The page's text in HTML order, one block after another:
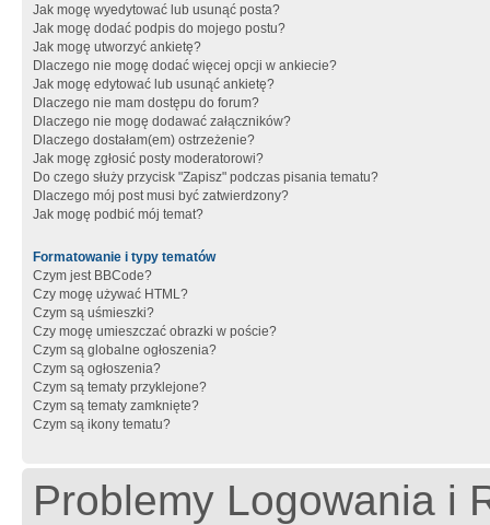
Jak mogę wyedytować lub usunąć posta?
Jak mogę dodać podpis do mojego postu?
Jak mogę utworzyć ankietę?
Dlaczego nie mogę dodać więcej opcji w ankiecie?
Jak mogę edytować lub usunąć ankietę?
Dlaczego nie mam dostępu do forum?
Dlaczego nie mogę dodawać załączników?
Dlaczego dostałam(em) ostrzeżenie?
Jak mogę zgłosić posty moderatorowi?
Do czego służy przycisk "Zapisz" podczas pisania tematu?
Dlaczego mój post musi być zatwierdzony?
Jak mogę podbić mój temat?
Formatowanie i typy tematów
Czym jest BBCode?
Czy mogę używać HTML?
Czym są uśmieszki?
Czy mogę umieszczać obrazki w poście?
Czym są globalne ogłoszenia?
Czym są ogłoszenia?
Czym są tematy przyklejone?
Czym są tematy zamknięte?
Czym są ikony tematu?
Problemy Logowania i